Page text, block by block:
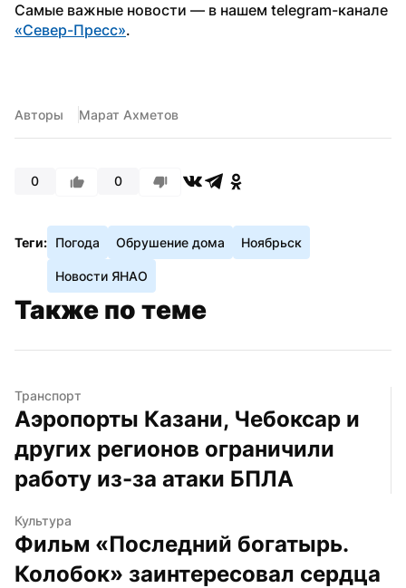
«Север-Пресс».
Авторы Марат Ахметов
0 0
Теги: Погода Обрушение дома Ноябрьск
Новости ЯНАО
Также по теме
Транспорт
Аэропорты Казани, Чебоксар и
других регионов ограничили
работу из-за атаки БПЛА
Культура
Фильм «Последний богатырь.
Колобок» заинтересовал сердца